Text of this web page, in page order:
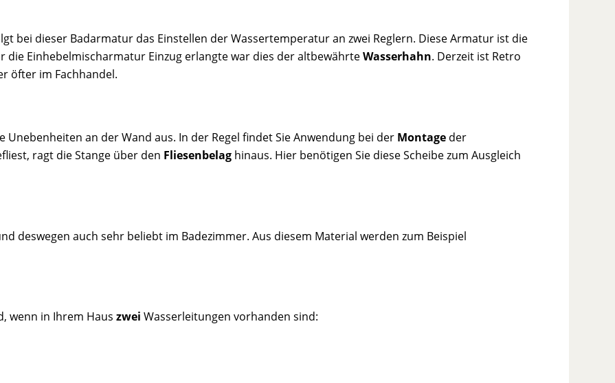
bei dieser Badarmatur das Einstellen der Wassertemperatur an zwei Reglern. Diese Armatur ist die
die Einhebelmischarmatur Einzug erlangte war dies der altbewährteWasserhahn. Derzeit ist Retro
öfter im Fachhandel.
Unebenheiten an der Wand aus. In der Regel findet Sie Anwendung bei der Montage der
ragt die Stange über den Fliesenbelag hinaus. Hier benötigen Sie diese Scheibe zum Ausgleich
deswegen auch sehr beliebt im Badezimmer. Aus diesem Material werden zum Beispiel
wenn in Ihrem Hauszwei Wasserleitungen vorhanden sind: